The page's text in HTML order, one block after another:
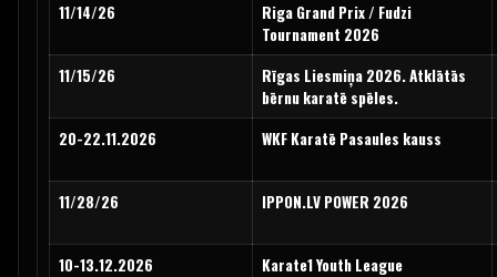
11/14/26
Riga Grand Prix / Fudzi
Tournament 2026
11/15/26
Rīgas Liesmiņa 2026. Atklātās
bērnu karatē spēles.
20-22.11.2026
WKF Karatē Pasaules kauss
11/28/26 IPPON.LV POWER 2026
10-13.12.2026 Karate1 Youth League